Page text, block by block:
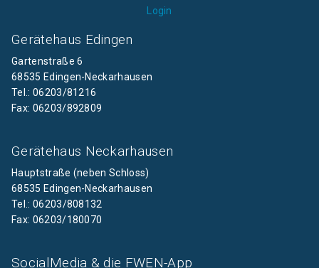
Login
Gerätehaus Edingen
Gartenstraße 6
68535 Edingen-Neckarhausen
Tel.: 06203/81216
Fax: 06203/892809
Gerätehaus Neckarhausen
Hauptstraße (neben Schloss)
68535 Edingen-Neckarhausen
Tel.: 06203/808132
Fax: 06203/180070
SocialMedia & die FWEN-App